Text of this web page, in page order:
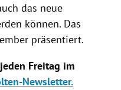
das neue
können. Das
präsentiert.
Freitag im
Newsletter.